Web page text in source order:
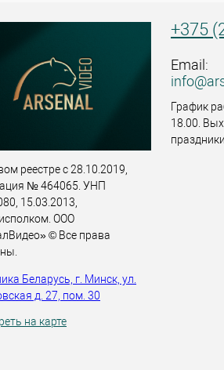
реестре с 28.10.2019,
№ 464065. УНП
15.03.2013,
ООО
© Все права
Беларусь, г. Минск, ул.
д. 27, пом. 30
на карте
+375
Email:
График
18.00.
праздники